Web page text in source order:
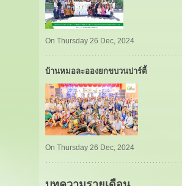
On Thursday 26 Dec, 2024
บ้านหมอละอองยกขบวนปาร์ตี้
On Thursday 26 Dec, 2024